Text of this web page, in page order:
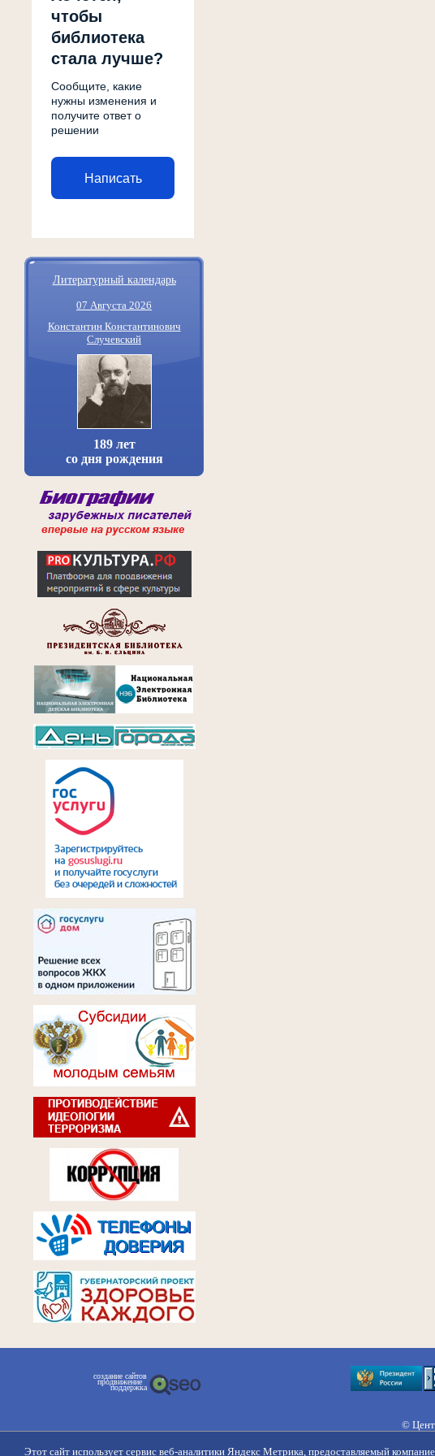
чтобы
библиотека
стала лучше?
Сообщите, какие
нужны изменения и
получите ответ о
решении
Написать
Литературный календарь
07 Августа 2026
Константин Константинович
Случевский
189 лет
со дня рождения
создание сайтов
продвижение
поддержка
©
Этот сайт использует сервис веб-аналитики Яндекс Метрика, предоставляемый